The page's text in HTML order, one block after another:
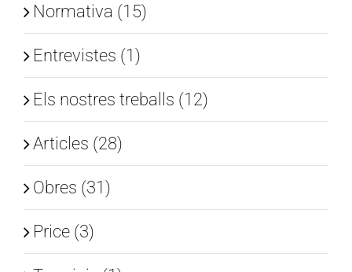
Normativa (15)
Entrevistes (1)
Els nostres treballs (12)
Articles (28)
Obres (31)
Price (3)